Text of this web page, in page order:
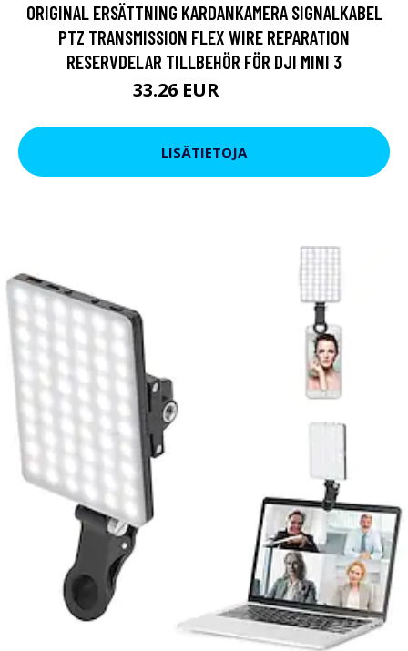
ORIGINAL ERSÄTTNING KARDANKAMERA SIGNALKABEL
PTZ TRANSMISSION FLEX WIRE REPARATION
RESERVDELAR TILLBEHÖR FÖR DJI MINI 3
33.26 EUR
LISÄTIETOJA